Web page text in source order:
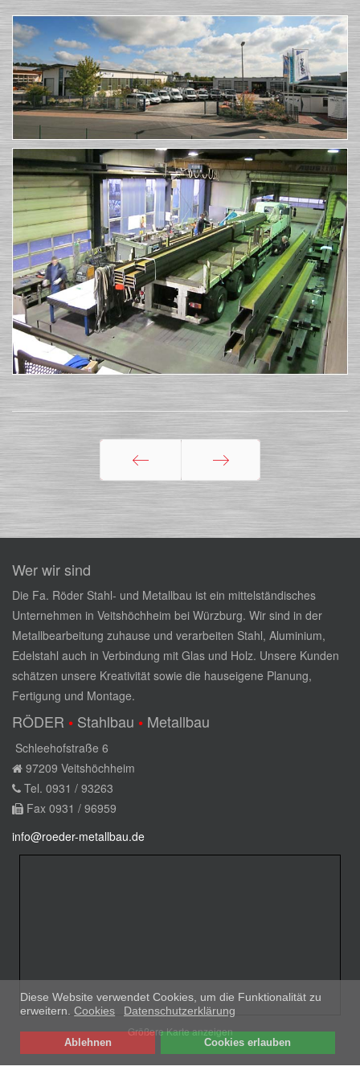
Diese Website verwendet Cookies, um die Funktionalität zu
erweitern. Cookies Datenschutzerklärung
Ablehnen Cookies erlauben
Wer wir sind
Die Fa. Röder Stahl- und Metallbau ist ein mittelständisches
Unternehmen in Veitshöchheim bei Würzburg. Wir sind in der
Metallbearbeitung zuhause und verarbeiten Stahl, Aluminium,
Edelstahl auch in Verbindung mit Glas und Holz. Unsere Kunden
schätzen unsere Kreativität sowie die hauseigene Planung,
Fertigung und Montage.
RÖDER • Stahlbau • Metallbau
Schleehofstraße 6
97209 Veitshöchheim
Tel. 0931 / 93263
Fax 0931 / 96959
info@roeder-metallbau.de
Größere Karte anzeigen